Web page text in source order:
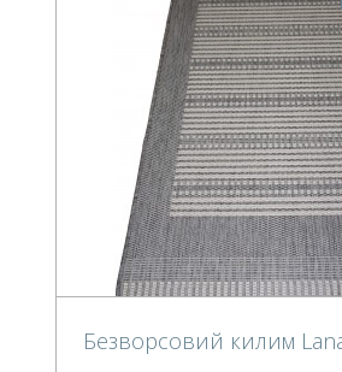
Безворсовий килим